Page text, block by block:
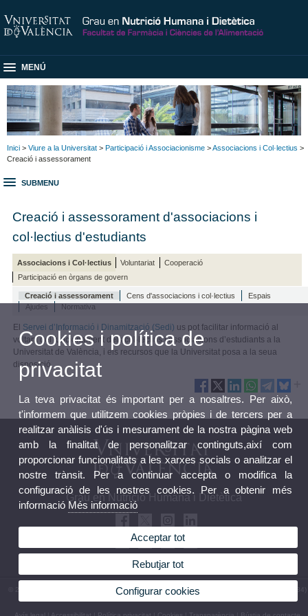
MENÚ
Inici > Viure a la Universitat > Participació i Associacionisme >Associacions i Col·lectius >
Creació i assessorament
SUBMENU
Creació i assessorament d'associacions i
col·lectius d'estudiants
Associacions i Col·lectius Voluntariat
Cooperació
Participació en òrgans de govern
Creació i assessorament Cens d'associacions i col·lectius
Espais
Ajudes
Normativa
El Servei d’Informació i Dinamització (Sedi) us pot facilitar informació al
voltant del funcionament dels col·lectius i associacions d’estudiants a la
Universitat de València, i els recursos que la Universitat posa a la seua
disposició.
Grau en Nutrició Humana i Dietètica
© 2026 UV. - Av. de Vicent Andrés Estellés, 22, 46100 Burjassot. València. Espanya. Tel (+34)
963 86 41 00
Cookies i política de
privacitat
La teva privacitat és important per a nosaltres. Per això,
t'informem que utilitzem cookies pròpies i de tercers per a
realitzar anàlisis d'ús i mesurament de la nostra pàgina web
amb la finalitat de personalitzar continguts,així com
proporcionar funcionalitats a les xarxes socials o analitzar el
nostre trànsit. Per a continuar accepta o modifica la
configuració de les nostres cookies. Per a obtenir més
informació Més informació
Acceptar tot
Rebutjar tot
Configurar cookies